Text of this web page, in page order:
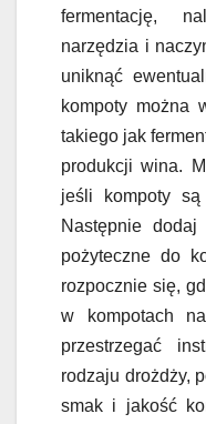
fermentację,
narzędzia i
uniknąć
kompoty można
takiego jak
produkcji wina.
jeśli kompoty
Następnie
pożyteczne do
rozpocznie się,
w kompotach
przestrzegać
rodzaju drożdży,
smak i jakość